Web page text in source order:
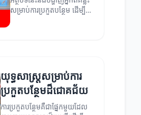
សម្រាប់ការប្រកួតបន្ថែម ដើម្បី
ជួយអ្នកទទួលបានជោគជ័យ។
យុទ្ធសាស្ត្រសម្រាប់ការ
ប្រកួតបន្ថែមដ៏ជោគជ័យ
ការប្រកួតបន្ថែមគឺជាផ្នែកមួយដែល